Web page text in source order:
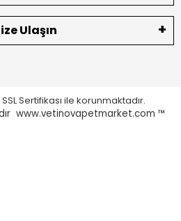
Ulaşın
Sertifikası ile korunmaktadır.
www.vetinovapetmarket.com ™